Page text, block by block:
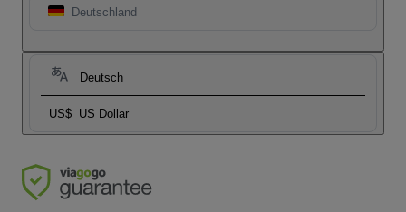
Deutschland
Deutsch
US$ US Dollar